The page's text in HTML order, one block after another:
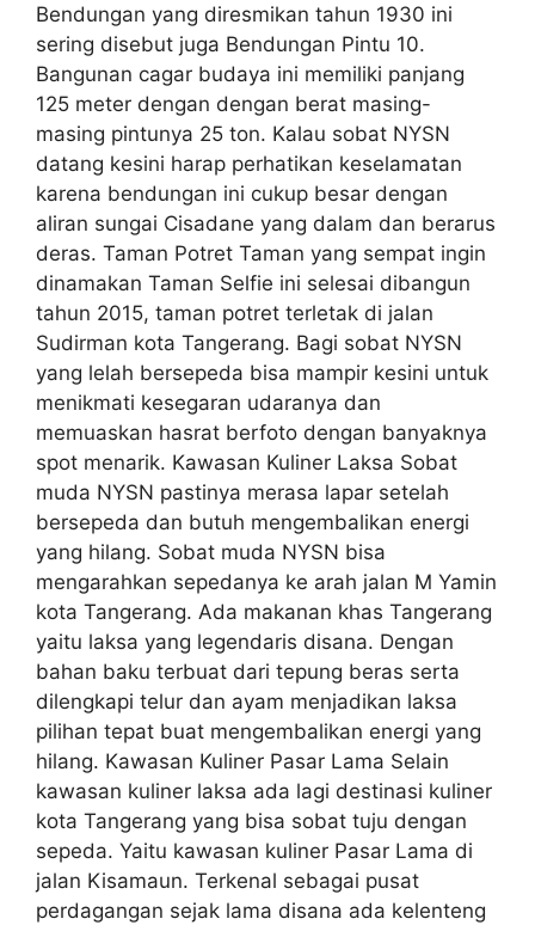
Bendungan yang diresmikan tahun 1930 ini
sering disebut juga Bendungan Pintu 10.
Bangunan cagar budaya ini memiliki panjang
125 meter dengan dengan berat masing-
masing pintunya 25 ton. Kalau sobat NYSN
datang kesini harap perhatikan keselamatan
karena bendungan ini cukup besar dengan
aliran sungai Cisadane yang dalam dan berarus
deras. Taman Potret Taman yang sempat ingin
dinamakan Taman Selfie ini selesai dibangun
tahun 2015, taman potret terletak di jalan
Sudirman kota Tangerang. Bagi sobat NYSN
yang lelah bersepeda bisa mampir kesini untuk
menikmati kesegaran udaranya dan
memuaskan hasrat berfoto dengan banyaknya
spot menarik. Kawasan Kuliner Laksa Sobat
muda NYSN pastinya merasa lapar setelah
bersepeda dan butuh mengembalikan energi
yang hilang. Sobat muda NYSN bisa
mengarahkan sepedanya ke arah jalan M Yamin
kota Tangerang. Ada makanan khas Tangerang
yaitu laksa yang legendaris disana. Dengan
bahan baku terbuat dari tepung beras serta
dilengkapi telur dan ayam menjadikan laksa
pilihan tepat buat mengembalikan energi yang
hilang. Kawasan Kuliner Pasar Lama Selain
kawasan kuliner laksa ada lagi destinasi kuliner
kota Tangerang yang bisa sobat tuju dengan
sepeda. Yaitu kawasan kuliner Pasar Lama di
jalan Kisamaun. Terkenal sebagai pusat
perdagangan sejak lama disana ada kelenteng